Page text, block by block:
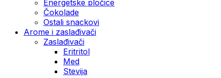
Energetske pločice
Čokolade
Ostali snackovi
Arome i zaslađivači
Zaslađivači
Eritritol
Med
Stevija